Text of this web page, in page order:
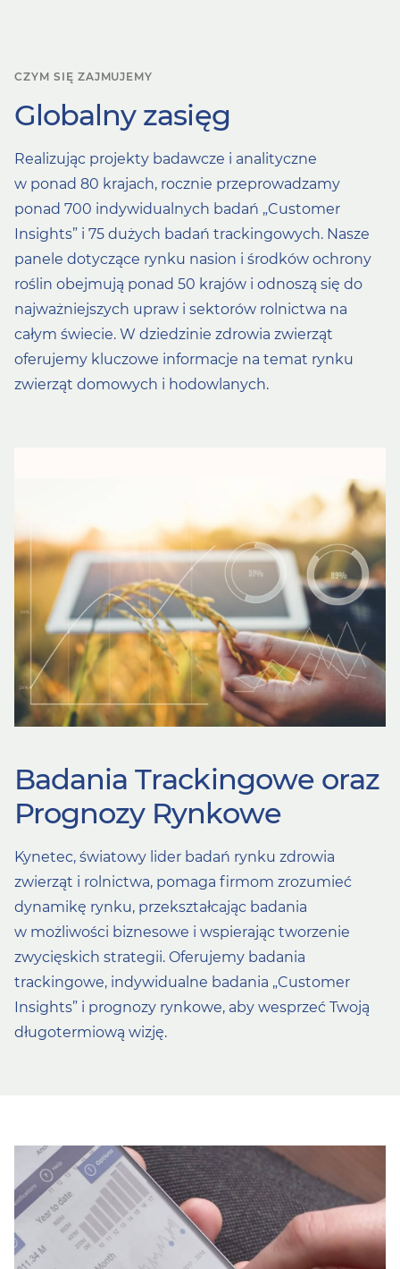
CZYM SIĘ ZAJMUJEMY
Globalny zasięg
Realizując projekty badawcze i analityczne
w ponad 80 krajach, rocznie przeprowadzamy
ponad 700 indywidualnych badań „Customer
Insights” i 75 dużych badań trackingowych. Nasze
panele dotyczące rynku nasion i środków ochrony
roślin obejmują ponad 50 krajów i odnoszą się do
najważniejszych upraw i sektorów rolnictwa na
całym świecie. W dziedzinie zdrowia zwierząt
oferujemy kluczowe informacje na temat rynku
zwierząt domowych i hodowlanych.
Badania Trackingowe oraz
Prognozy Rynkowe
Kynetec, światowy lider badań rynku zdrowia
zwierząt i rolnictwa, pomaga firmom zrozumieć
dynamikę rynku, przekształcając badania
w możliwości biznesowe i wspierając tworzenie
zwycięskich strategii. Oferujemy badania
trackingowe, indywidualne badania „Customer
Insights” i prognozy rynkowe, aby wesprzeć Twoją
długotermiową wizję.